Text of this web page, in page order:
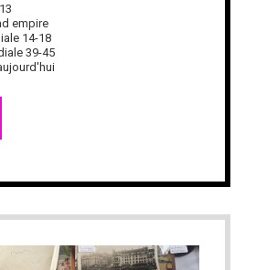
empire
14-18
39-45